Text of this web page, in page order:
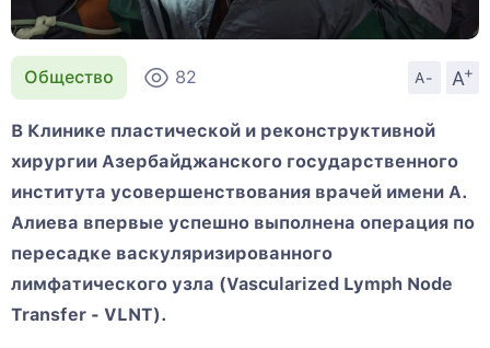
Общество 82 A- A
+
В Клинике пластической и реконструктивной
хирургии Азербайджанского государственного
института усовершенствования врачей имени А.
Алиева впервые успешно выполнена операция по
пересадке васкуляризированного
лимфатического узла (Vascularized Lymph Node
Transfer - VLNT).